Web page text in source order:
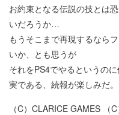
お約束となる伝説の技とは
いだろうか…
もうそこまで再現するなら
いか、とも思うが
それをPS4でやるというのに
実である、続報が楽しみだ。
（C）CLARICE GAMES